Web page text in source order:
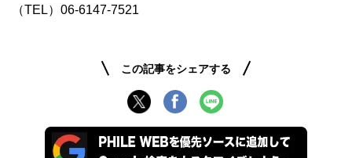
（TEL）06-6147-7521
この記事をシェアする